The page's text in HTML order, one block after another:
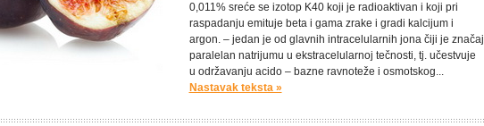
0,011% sreće se izotop K40 koji je radioaktivan i koji pri
raspadanju emituje beta i gama zrake i gradi kalcijum i
argon. – jedan je od glavnih intracelularnih jona čiji je značaj
paralelan natrijumu u ekstracelularnoj tečnosti, tj. učestvuje
u održavanju acido – bazne ravnoteže i osmotskog...
Nastavak teksta »